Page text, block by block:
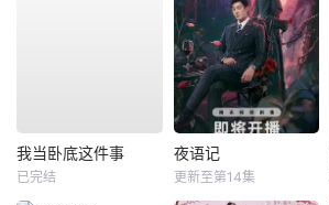
我当卧底这件事
已完结
夜语记
更新至第14集